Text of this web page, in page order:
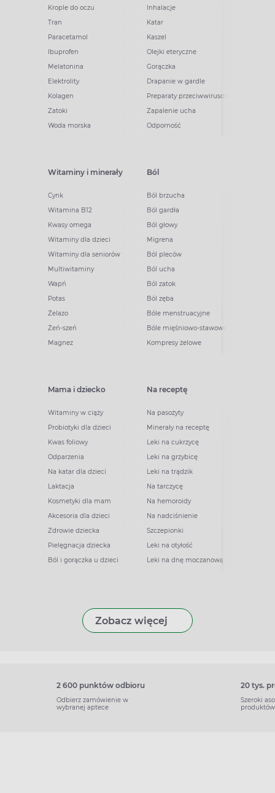
Krople do oczu
Tran
Paracetamol
Ibuprofen
Melatonina
Elektrolity
Kolagen
Zatoki
Woda morska
Inhalacje
Katar
Kaszel
Olejki eteryczne
Gorączka
Drapanie w gardle
Preparaty przeciwwirusowe
Zapalenie ucha
Odporność
Witaminy i minerały
Cynk
Witamina B12
Kwasy omega
Witaminy dla dzieci
Witaminy dla seniorów
Multiwitaminy
Wapń
Potas
Żelazo
Żeń-szeń
Magnez
Ból
Ból brzucha
Ból gardła
Ból głowy
Migrena
Ból pleców
Ból ucha
Ból zatok
Ból zęba
Bóle menstruacyjne
Bóle mięśniowo-stawowe
Kompresy żelowe
Mama i dziecko
Witaminy w ciąży
Probiotyki dla dzieci
Kwas foliowy
Odparzenia
Na katar dla dzieci
Laktacja
Kosmetyki dla mam
Akcesoria dla dzieci
Zdrowie dziecka
Pielęgnacja dziecka
Ból i gorączka u dzieci
Na receptę
Na pasożyty
Minerały na receptę
Leki na cukrzycę
Leki na grzybicę
Leki na trądzik
Na tarczycę
Na hemoroidy
Na nadciśnienie
Szczepionki
Leki na otyłość
Leki na dnę moczanową
Zobacz więcej
2 600 punktów odbioru
Odbierz zamówienie w
wybranej aptece
20 tys.
Szeroki
produktów